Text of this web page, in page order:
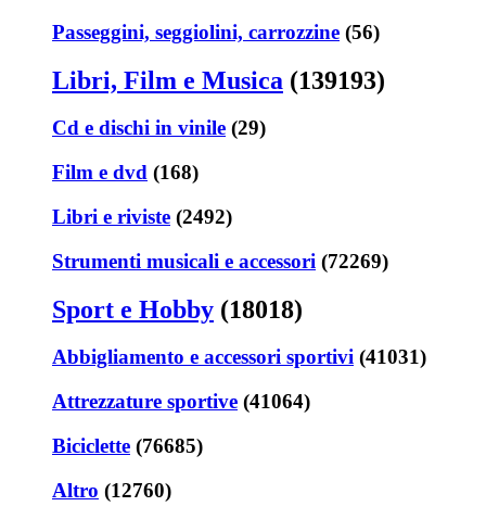
Passeggini, seggiolini, carrozzine (56)
Libri, Film e Musica (139193)
Cd e dischi in vinile (29)
Film e dvd (168)
Libri e riviste (2492)
Strumenti musicali e accessori (72269)
Sport e Hobby (18018)
Abbigliamento e accessori sportivi (41031)
Attrezzature sportive (41064)
Biciclette (76685)
Altro (12760)